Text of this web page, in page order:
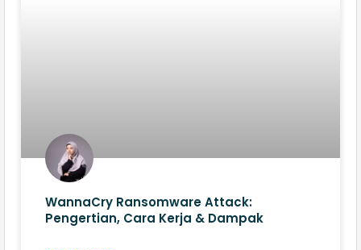
WannaCry Ransomware Attack:
Pengertian, Cara Kerja & Dampak